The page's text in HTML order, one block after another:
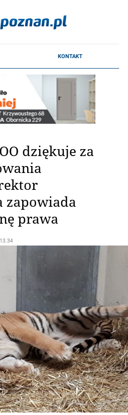
dziękuje za
zapowiada
prawa